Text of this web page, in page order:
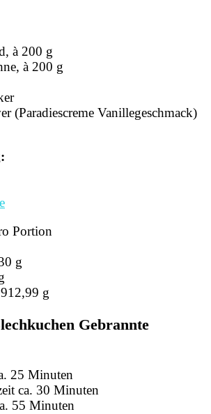
à 200 g
à 200 g
(Paradiescreme Vanillegeschmack)
Portion
g
g
Gebrannte
25 Minuten
ca. 30 Minuten
55 Minuten